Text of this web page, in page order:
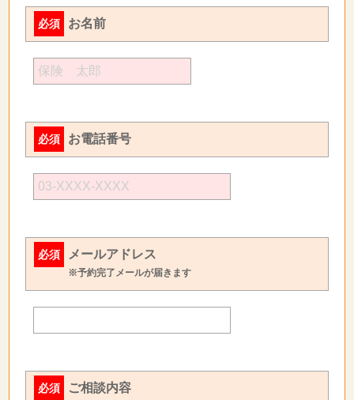
必須 お名前
必須 お電話番号
必須 メールアドレス
※予約完了メールが届きます
必須 ご相談内容